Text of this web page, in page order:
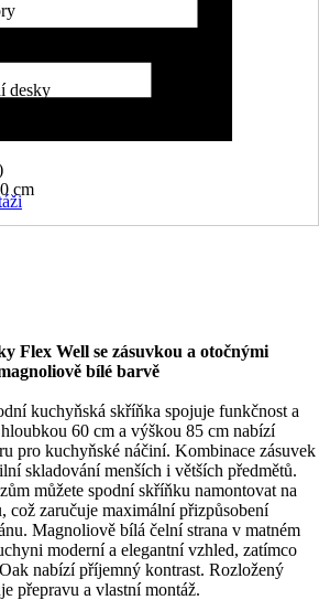
desky
hranou
cm
Flex Well se zásuvkou a otočnými
bílé barvě
kuchyňská skříňka spojuje funkčnost a
60 cm a výškou 85 cm nabízí
pro kuchyňské náčiní. Kombinace zásuvek
skladování menších i větších předmětů.
můžete spodní skříňku namontovat na
což zaručuje maximální přizpůsobení
Magnoliově bílá čelní strana v matném
moderní a elegantní vzhled, zatímco
nabízí příjemný kontrast. Rozložený
přepravu a vlastní montáž.